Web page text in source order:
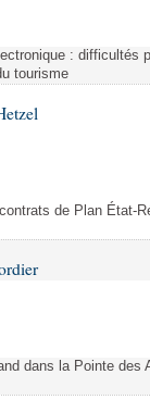
: difficultés
tourisme
de Plan État-
dans la Pointe des